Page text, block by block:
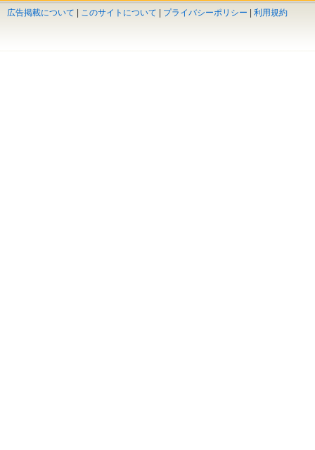
広告掲載について このサイトについて プライバシーポリシー 利用規約